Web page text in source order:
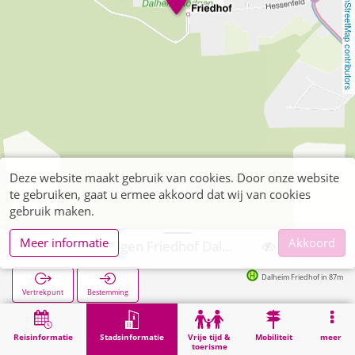
OpenStreetMap contributors
Reisinformatie Stadsinformatie
Vrije tijd &
toerisme
Mobiliteit meer
Vertrekpunt Bestemming
Dalheim Friedhof in 87m
Stadsinformatie Begraafplaatsen Wegberg, Rödgen Friedhof Dalheim-Rödgen
Deze website maakt gebruik van cookies. Door onze website
te gebruiken, gaat u ermee akkoord dat wij van cookies
gebruik maken.
Meer informatie
Akkoord